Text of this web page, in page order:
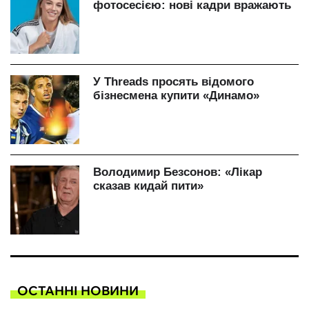
ОСТАННІ НОВИНИ